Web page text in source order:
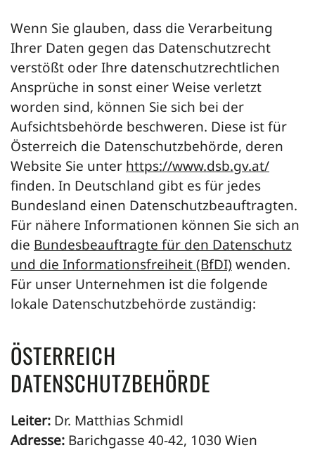
Wenn Sie glauben, dass die Verarbeitung
Ihrer Daten gegen das Datenschutzrecht
verstößt oder Ihre datenschutzrechtlichen
Ansprüche in sonst einer Weise verletzt
worden sind, können Sie sich bei der
Aufsichtsbehörde beschweren. Diese ist für
Österreich die Datenschutzbehörde, deren
Website Sie unter https://www.dsb.gv.at/
finden. In Deutschland gibt es für jedes
Bundesland einen Datenschutzbeauftragten.
Für nähere Informationen können Sie sich an
die Bundesbeauftragte für den Datenschutz
und die Informationsfreiheit (BfDI) wenden.
Für unser Unternehmen ist die folgende
lokale Datenschutzbehörde zuständig:
ÖSTERREICH
DATENSCHUTZBEHÖRDE
Leiter: Dr. Matthias Schmidl
Adresse: Barichgasse 40-42, 1030 Wien